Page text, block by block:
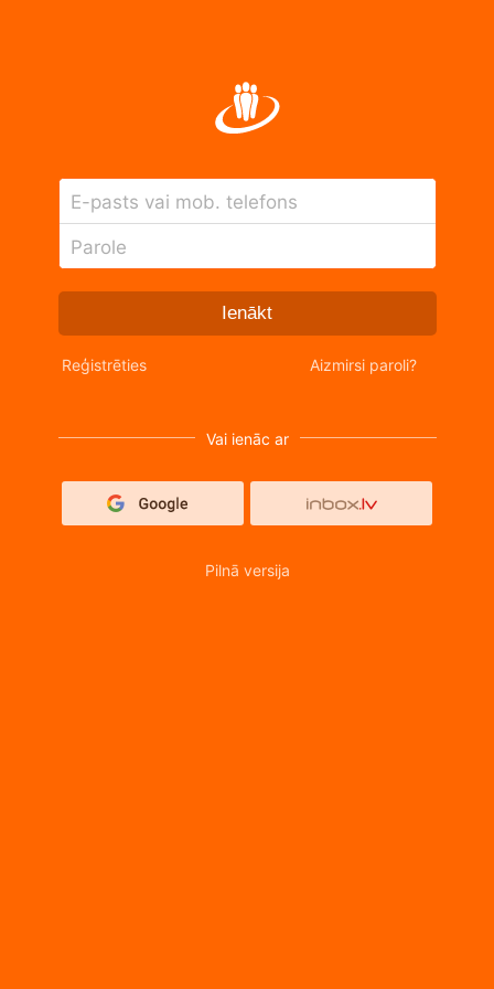
E-pasts vai mob. telefons
Parole
Ienākt
Reģistrēties Aizmirsi paroli?
Vai ienāc ar
Pilnā versija